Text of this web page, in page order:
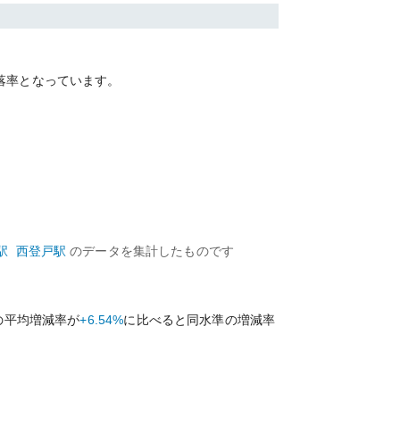
率となっています。
西登戸駅 のデータを集計したものです
平均増減率が+6.54%に比べると 同水準の増減率